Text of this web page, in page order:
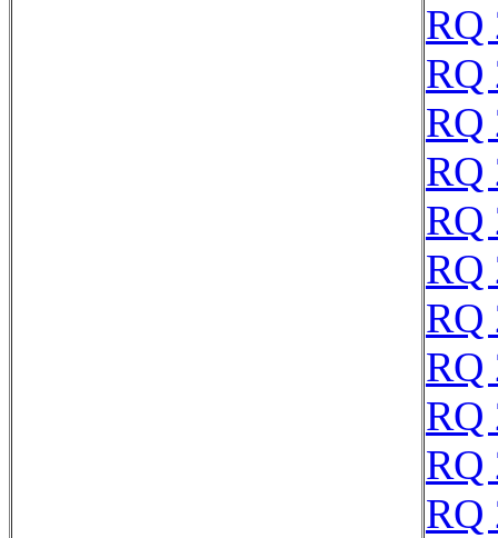
RQ
RQ
RQ
RQ
RQ
RQ
RQ
RQ
RQ
RQ
RQ